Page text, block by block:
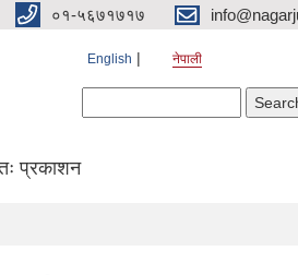
०१-५६७१७१७
English नेपाली
प्रकाशन